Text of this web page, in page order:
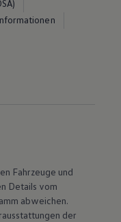
Fahrzeuge und
Details vom
abweichen.
der